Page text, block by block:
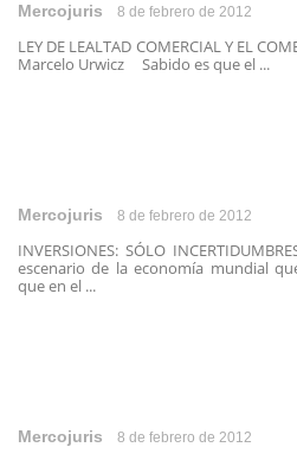
Mercojuris 8 de febrero de 2012
LEY DE LEALTAD COMERCIAL Y EL
Marcelo Urwicz Sabido es que el ...
Mercojuris 8 de febrero de 2012
INVERSIONES: SÓLO
escenario de la economía mundial
que en el ...
Mercojuris 8 de febrero de 2012